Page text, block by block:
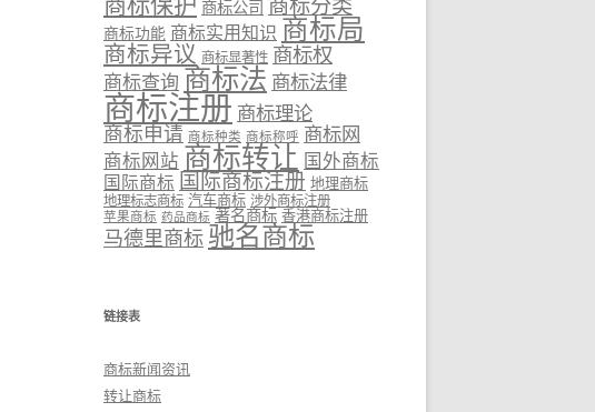
商标公司 商标分类
商标功能 商标实用知识 商标局
商标异议 商标显著性 商标权
商标查询 商标法 商标法律
商标注册 商标理论
商标申请 商标种类 商标称呼 商标网
商标网站 商标转让 国外商标
国际商标 国际商标注册 地理商标
地理标志商标 汽车商标 涉外商标注册
苹果商标 药品商标 著名商标 香港商标注册
马德里商标 驰名商标
链接表
商标新闻资讯
转让商标